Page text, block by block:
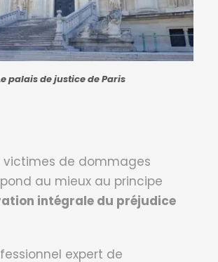
palais de justice de Paris
victimes de dommages
au mieux au principe
intégrale du préjudice
expert de